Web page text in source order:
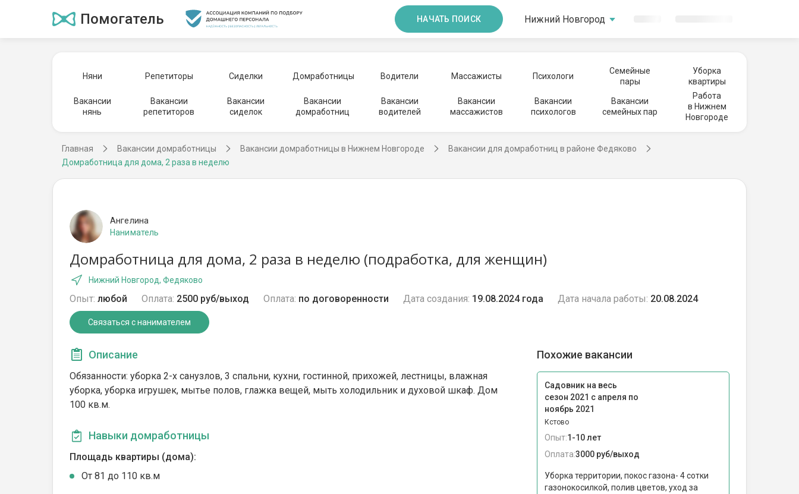
Помогатель НАЧАТЬ ПОИСК Нижний Новгород
Няни Репетиторы Сиделки Домработницы Водители Массажисты Психологи
Семейные
пары
Уборка
квартиры
Вакансии
нянь
Вакансии
репетиторов
Вакансии
сиделок
Вакансии
домработниц
Вакансии
водителей
Вакансии
массажистов
Вакансии
психологов
Вакансии
семейных пар
Работа
в Нижнем
Новгороде
Главная Вакансии домработницы Вакансии домработницы в Нижнем Новгороде
Вакансии для домработниц в районе Федяково
Домработница для дома, 2 раза в неделю
Ангелина
Наниматель
Домработница для дома, 2 раза в неделю (подработка, для женщин)
Нижний Новгород, Федяково
Опыт: любой Оплата: 2500 руб/выход Оплата: по договоренности Дата создания: 19.08.2024 года Дата начала работы: 20.08.2024
Связаться с нанимателем
Описание
Обязанности: уборка 2-х санузлов, 3 спальни, кухни, гостинной, прихожей, лестницы, влажная
уборка, уборка игрушек, мытье полов, глажка вещей, мыть холодильник и духовой шкаф. Дом
100 кв.м.
Навыки домработницы
Площадь квартиры (дома):
От 81 до 110 кв.м
Похожие вакансии
Садовник на весь
сезон 2021 с апреля по
ноябрь 2021
Кстово
Опыт:1-10 лет
Оплата:3000 руб/выход
Уборка территории, покос газона- 4 сотки
газонокосилкой, полив цветов, уход за